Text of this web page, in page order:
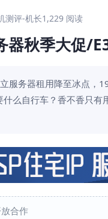
测评-机长1,229 阅读
秋季大促/
服务器租用降至冰点，
什么自行车？香不香只
合作